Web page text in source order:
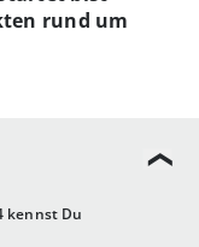
kennst Du
rund um